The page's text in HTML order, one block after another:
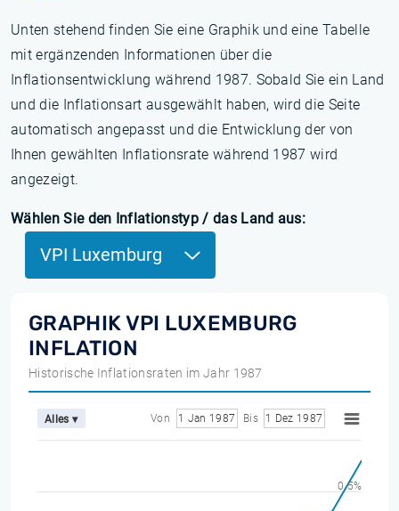
Unten stehend finden Sie eine Graphik und eine Tabelle
mit ergänzenden Informationen über die
Inflationsentwicklung während 1987. Sobald Sie ein Land
und die Inflationsart ausgewählt haben, wird die Seite
automatisch angepasst und die Entwicklung der von
Ihnen gewählten Inflationsrate während 1987 wird
angezeigt.
Wählen Sie den Inflationstyp / das Land aus:
VPI Luxemburg
GRAPHIK VPI LUXEMBURG
INFLATION
Historische Inflationsraten im Jahr 1987
Alles ▾ Von 1 Jan 1987 Bis 1 Dez 1987
0.5%